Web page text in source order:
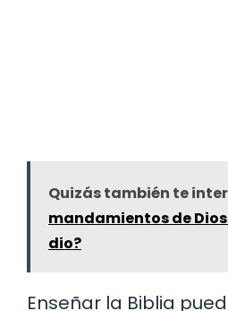
Quizás también te
mandamientos de
dio?
Enseñar la Biblia